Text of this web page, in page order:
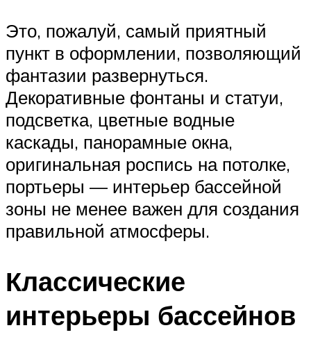
Это, пожалуй, самый приятный
пункт в оформлении, позволяющий
фантазии развернуться.
Декоративные фонтаны и статуи,
подсветка, цветные водные
каскады, панорамные окна,
оригинальная роспись на потолке,
портьеры — интерьер бассейной
зоны не менее важен для создания
правильной атмосферы.
Классические
интерьеры бассейнов